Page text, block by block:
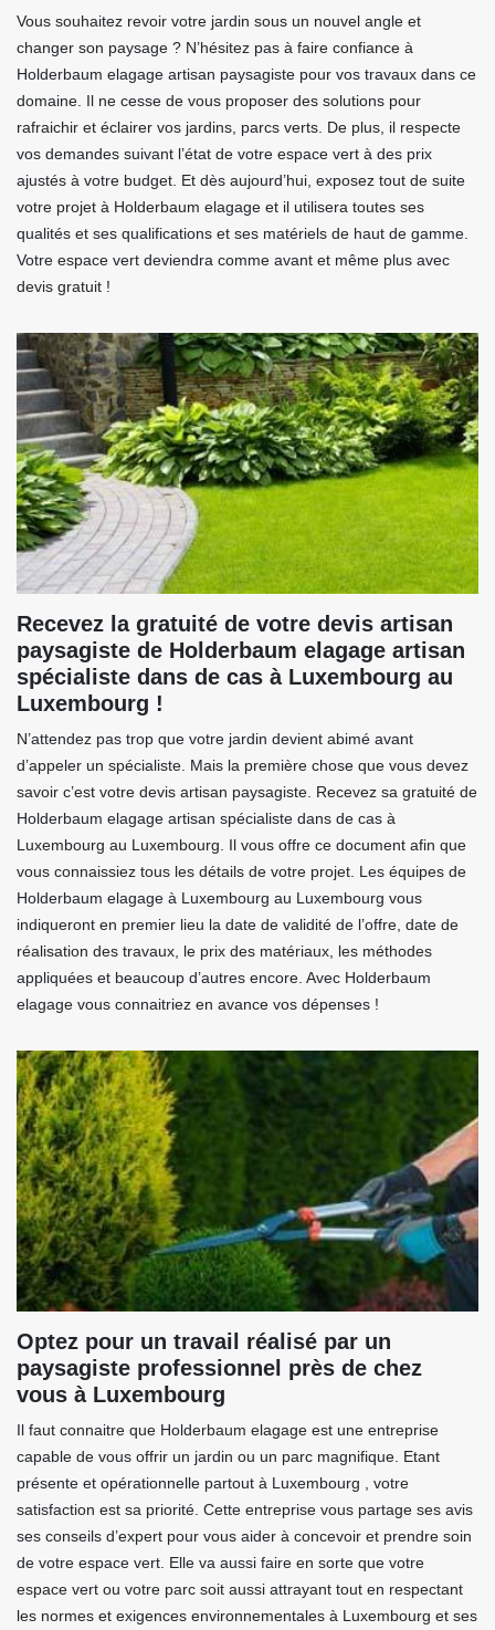
Vous souhaitez revoir votre jardin sous un nouvel angle et
changer son paysage ? N’hésitez pas à faire confiance à
Holderbaum elagage artisan paysagiste pour vos travaux dans ce
domaine. Il ne cesse de vous proposer des solutions pour
rafraichir et éclairer vos jardins, parcs verts. De plus, il respecte
vos demandes suivant l’état de votre espace vert à des prix
ajustés à votre budget. Et dès aujourd’hui, exposez tout de suite
votre projet à Holderbaum elagage et il utilisera toutes ses
qualités et ses qualifications et ses matériels de haut de gamme.
Votre espace vert deviendra comme avant et même plus avec
devis gratuit !
Recevez la gratuité de votre devis artisan
paysagiste de Holderbaum elagage artisan
spécialiste dans de cas à Luxembourg au
Luxembourg !
N’attendez pas trop que votre jardin devient abimé avant
d’appeler un spécialiste. Mais la première chose que vous devez
savoir c’est votre devis artisan paysagiste. Recevez sa gratuité de
Holderbaum elagage artisan spécialiste dans de cas à
Luxembourg au Luxembourg. Il vous offre ce document afin que
vous connaissiez tous les détails de votre projet. Les équipes de
Holderbaum elagage à Luxembourg au Luxembourg vous
indiqueront en premier lieu la date de validité de l’offre, date de
réalisation des travaux, le prix des matériaux, les méthodes
appliquées et beaucoup d’autres encore. Avec Holderbaum
elagage vous connaitriez en avance vos dépenses !
Optez pour un travail réalisé par un
paysagiste professionnel près de chez
vous à Luxembourg
Il faut connaitre que Holderbaum elagage est une entreprise
capable de vous offrir un jardin ou un parc magnifique. Etant
présente et opérationnelle partout à Luxembourg , votre
satisfaction est sa priorité. Cette entreprise vous partage ses avis
ses conseils d’expert pour vous aider à concevoir et prendre soin
de votre espace vert. Elle va aussi faire en sorte que votre
espace vert ou votre parc soit aussi attrayant tout en respectant
les normes et exigences environnementales à Luxembourg et ses